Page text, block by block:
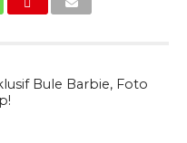
Bule Barbie, Foto